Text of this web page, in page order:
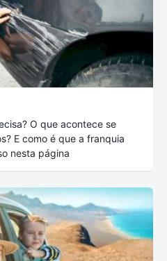
O que acontece se
E como é que a franquia
nesta página